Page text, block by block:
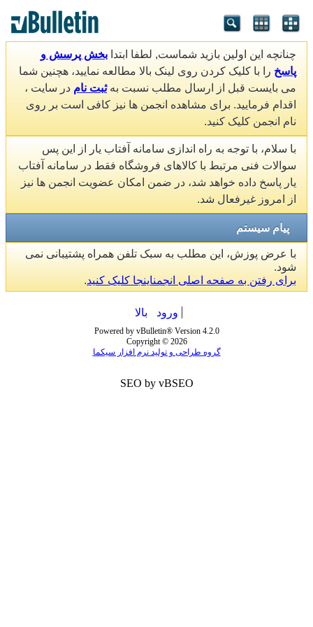
چنانچه این اولین بازید شماست, لطفا ابتدا بخش پرسش و
پاسخ را با کلیک کردن روی لینک بالا مطالعه نمایید، هچنین شما
می بایست قبل از ارسال مطلب نسبت بهثبت نام در سایت ،
اقدام فرمایید. برای مشاهده انجمن ها نیز کافی است بر روی
نام انجمن کلیک کنید.
با سلام، با توجه به راه اندازی سامانه آفتاب یار از این پس
سوالات فنی مرتبط با کالاهای فروشگاه فقط در سامانه آفتاب
یار پاسخ داده خواهد شد، در ضمن امکان عضویت انجمن ها نیز
از امروز غیرفعال شد.
پیام سیستم
با عرض پوزش، این مطلب به سبک تلفن همراه پشتیبانی نمی
شود.
برای رفتن به صفحه اصلی انجمناینجا کلیک کنید.
ورود بالا
Powered by vBulletin® Version 4.2.0
Copyright © 2026
گروه طراحی و تولید نرم افزار سیکما
SEO by vBSEO